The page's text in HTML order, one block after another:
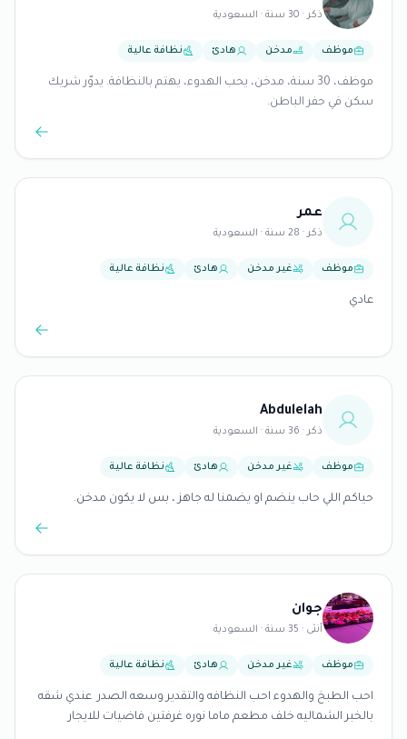
ذكر · 30 سنة · السعودية
موظف مدخن هادئ نظافة عالية
موظف، 30 سنة، مدخن، يحب الهدوء، يهتم بالنظافة. يدوّر شريك
سكن في حفر الباطن.
عمر
ذكر · 28 سنة · السعودية
موظف غير مدخن هادئ نظافة عالية
عادي
Abdulelah
ذكر · 36 سنة · السعودية
موظف غير مدخن هادئ نظافة عالية
حياكم اللي حاب ينضم او يضمنا له جاهز ، بس لا يكون مدخن.
جوان
أنثى · 35 سنة · السعودية
موظف غير مدخن هادئ نظافة عالية
احب الطبخ والهدوء احب النظافه والتقدير وسعه الصدر عندي شقه
بالخبر الشماليه خلف مطعم ماما نوره غرفتين فاضيات للايجار